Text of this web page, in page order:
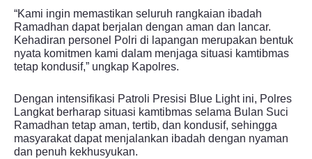
“Kami ingin memastikan seluruh rangkaian ibadah
Ramadhan dapat berjalan dengan aman dan lancar.
Kehadiran personel Polri di lapangan merupakan bentuk
nyata komitmen kami dalam menjaga situasi kamtibmas
tetap kondusif,” ungkap Kapolres.
Dengan intensifikasi Patroli Presisi Blue Light ini, Polres
Langkat berharap situasi kamtibmas selama Bulan Suci
Ramadhan tetap aman, tertib, dan kondusif, sehingga
masyarakat dapat menjalankan ibadah dengan nyaman
dan penuh kekhusyukan.